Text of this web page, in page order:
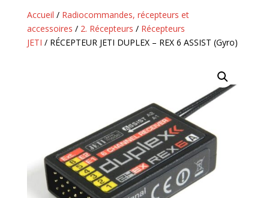
Accueil / Radiocommandes, récepteurs et
accessoires / 2. Récepteurs / Récepteurs
JETI / RÉCEPTEUR JETI DUPLEX – REX 6 ASSIST (Gyro)